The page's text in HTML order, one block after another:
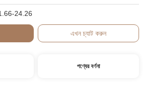
24.26
এখন চ্যাট করুন
পণ্যের বর্ণনা